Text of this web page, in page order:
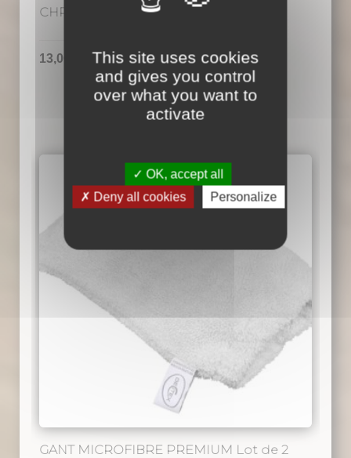
CHRONODRY 45cm x 60cm
13,00 TTC
GANT MICROFIBRE PREMIUM Lot de 2
This site uses cookies
and gives you control
over what you want to
activate
OK, accept all
Deny all cookies
Personalize